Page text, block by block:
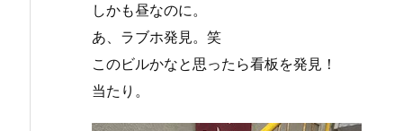
しかも昼なのに。
あ、ラブホ発見。笑
このビルかなと思ったら看板を発見！
当たり。